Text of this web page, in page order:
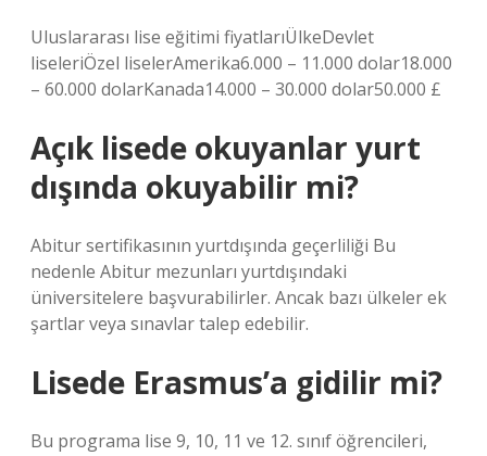
Uluslararası lise eğitimi fiyatlarıÜlkeDevlet
liseleriÖzel liselerAmerika6.000 – 11.000 dolar18.000
– 60.000 dolarKanada14.000 – 30.000 dolar50.000 £
Açık lisede okuyanlar yurt
dışında okuyabilir mi?
Abitur sertifikasının yurtdışında geçerliliği Bu
nedenle Abitur mezunları yurtdışındaki
üniversitelere başvurabilirler. Ancak bazı ülkeler ek
şartlar veya sınavlar talep edebilir.
Lisede Erasmus’a gidilir mi?
Bu programa lise 9, 10, 11 ve 12. sınıf öğrencileri,